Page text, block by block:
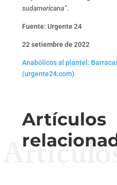
sudamericana”.
Fuente: Urgente 24
22 setiembre de 2022
Anabólicos al plantel:
(urgente24.com)
Artículos